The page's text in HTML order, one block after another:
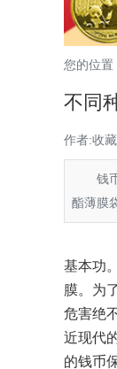
您的位置
不同
作者:收
钱币
酯薄膜
基本功
膜。为
危害绝
近现代
的钱币